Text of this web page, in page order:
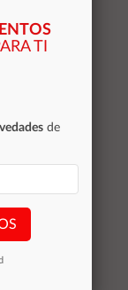
TI
de